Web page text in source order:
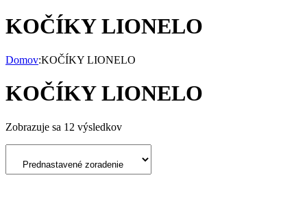
KOČÍKY LIONELO
Domov:KOČÍKY LIONELO
KOČÍKY LIONELO
Zobrazuje sa 12 výsledkov